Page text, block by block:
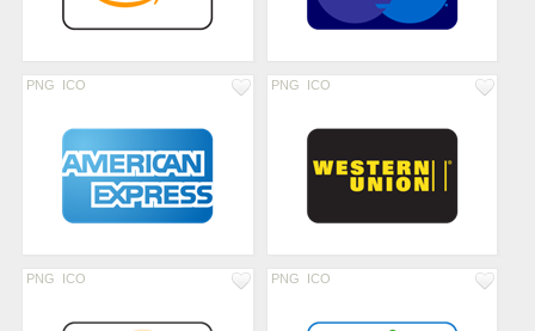
PNG ICO PNG ICO
PNG ICO PNG ICO